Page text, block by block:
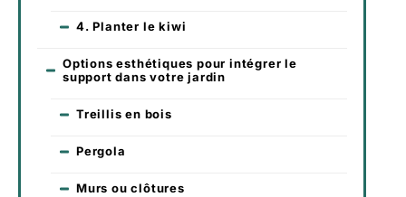
4. Planter le kiwi
Options esthétiques pour intégrer le
support dans votre jardin
Treillis en bois
Pergola
Murs ou clôtures